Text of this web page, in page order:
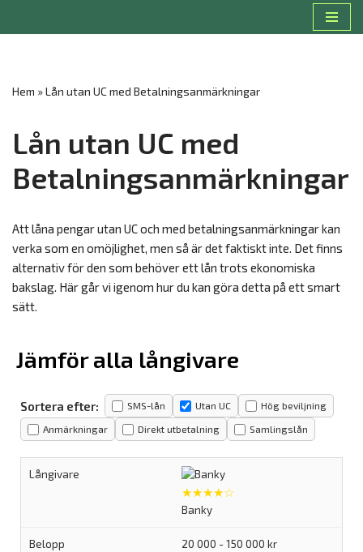
Hem »Lån utan UC med Betalningsanmärkningar
Lån utan UC med
Betalningsanmärkningar
Att låna pengar utan UC och med betalningsanmärkningar kan
verka som en omöjlighet, men så är det faktiskt inte. Det finns
alternativ för den som behöver ett lån trots ekonomiska
bakslag. Här går vi igenom hur du kan göra detta på ett smart
sätt.
Jämför alla långivare
Sortera efter: SMS-lån Utan UC Hög beviljning
Anmärkningar Direkt utbetalning Samlingslån
★★★★☆
Banky
20 000 - 150 000 kr